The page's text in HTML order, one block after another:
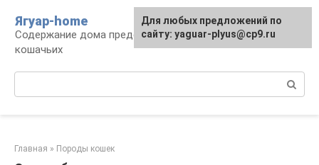
контенту
Ягуар-home
Содержание дома представителей семейства
кошачьих
Главная » Породы кошек
Для любых предложений по
сайту: yaguar-plyus@cp9.ru